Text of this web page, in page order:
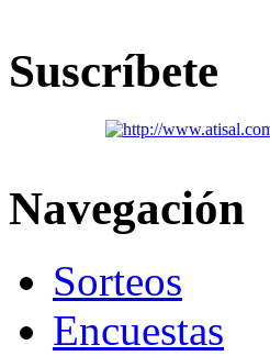
Suscríbete
Navegación
Sorteos
Encuestas